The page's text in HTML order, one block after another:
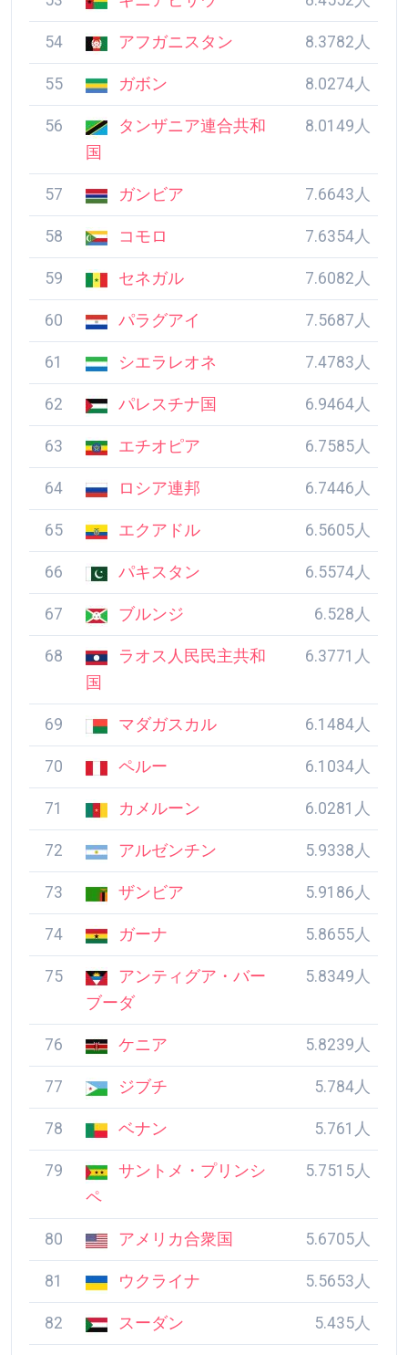
54 アフガニスタン 8.3782人
55 ガボン 8.0274人
56
タンザニア連合共和
国
8.0149人
57 ガンビア 7.6643人
58 コモロ 7.6354人
59 セネガル 7.6082人
60 パラグアイ 7.5687人
61 シエラレオネ 7.4783人
62 パレスチナ国 6.9464人
63 エチオピア 6.7585人
64 ロシア連邦 6.7446人
65 エクアドル 6.5605人
66 パキスタン 6.5574人
67 ブルンジ 6.528人
68
ラオス人民民主共和
国
6.3771人
69 マダガスカル 6.1484人
70 ペルー 6.1034人
71 カメルーン 6.0281人
72 アルゼンチン 5.9338人
73 ザンビア 5.9186人
74 ガーナ 5.8655人
75
アンティグア・バー
ブーダ
5.8349人
76 ケニア 5.8239人
77 ジブチ 5.784人
78 ベナン 5.761人
79
サントメ・プリンシ
ペ
5.7515人
80 アメリカ合衆国 5.6705人
81 ウクライナ 5.5653人
82 スーダン 5.435人